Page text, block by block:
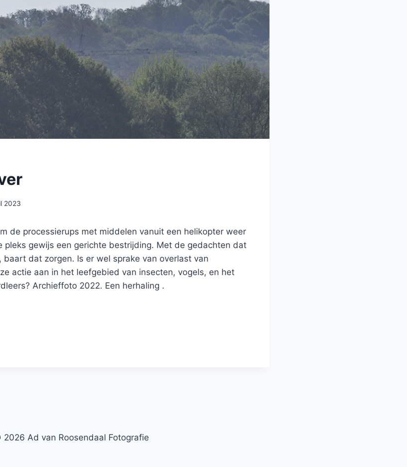
2023
de processierups met middelen vanuit een helikopter weer
pleks gewijs een gerichte bestrijding. Met de gedachten dat
baart dat zorgen. Is er wel sprake van overlast van
actie aan in het leefgebied van insecten, vogels, en het
Archieffoto 2022. Een herhaling .
Ad van Roosendaal Fotografie